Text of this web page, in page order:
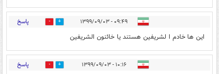
۰۹:۴۹ - ۱۳۹۹/۰۹/۰۳ 5 پاسخ
این ها خادم ا لشریفین هستند یا خائنون الشریفین
۱۰:۱۶ - ۱۳۹۹/۰۹/۰۳ 4 پاسخ